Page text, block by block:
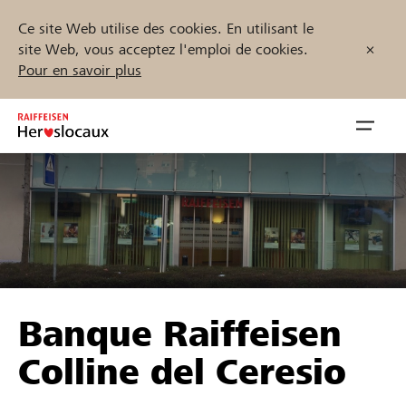
Ce site Web utilise des cookies. En utilisant le
site Web, vous acceptez l'emploi de cookies.
Pour en savoir plus
Inhalt
springen
öffnen
Parrainer
Soutien & assistance
Trouvez des projets et des organisations
Démarrez maintenant
Banque Raiffeisen
Colline del Ceresio